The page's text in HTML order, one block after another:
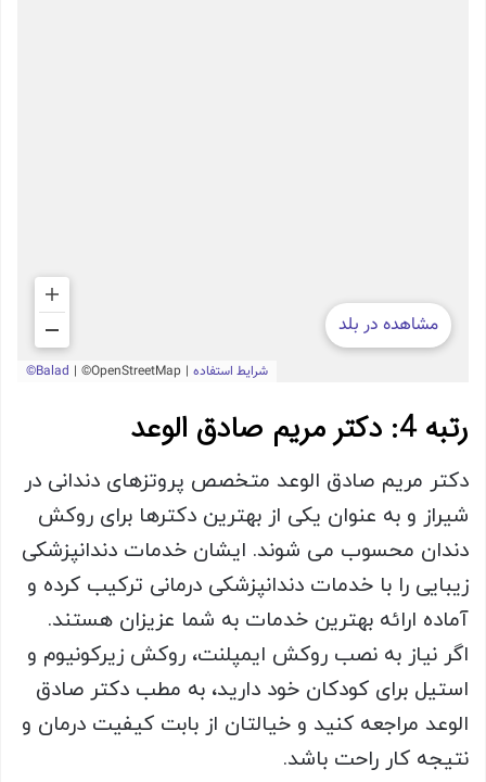
رتبه 4: دکتر مریم صادق الوعد
دکتر مریم صادق الوعد متخصص پروتزهای دندانی در
شیراز و به عنوان یکی از بهترین دکترها برای روکش
دندان محسوب می شوند. ایشان خدمات دندانپزشکی
زیبایی را با خدمات دندانپزشکی درمانی ترکیب کرده و
آماده ارائه بهترین خدمات به شما عزیزان هستند.
اگر نیاز به نصب روکش ایمپلنت، روکش زیرکونیوم و
استیل برای کودکان خود دارید، به مطب دکتر صادق
الوعد مراجعه کنید و خیالتان از بابت کیفیت درمان و
نتیجه کار راحت باشد.